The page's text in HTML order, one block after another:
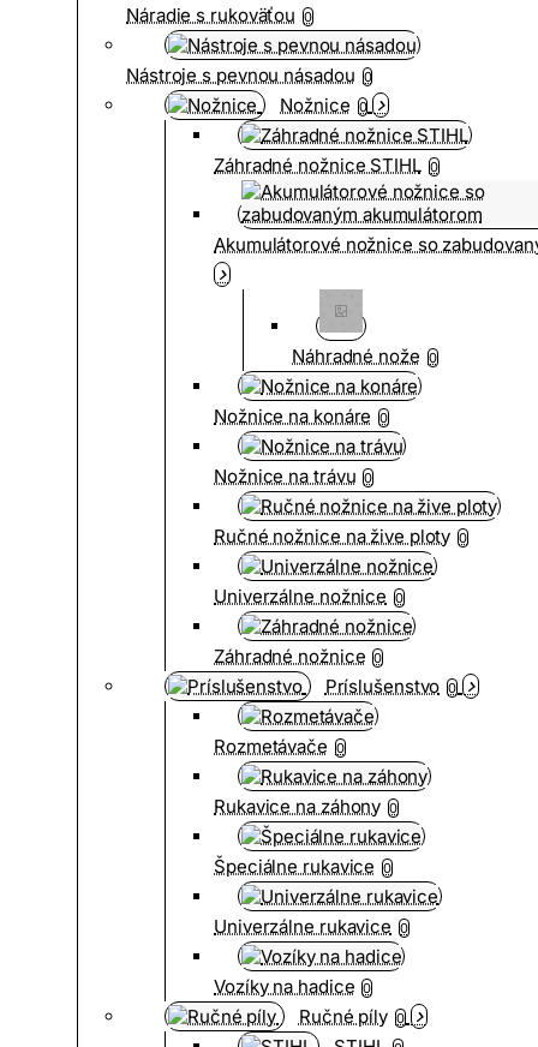
Náradie s rukoväťou 0
Nástroje s pevnou násadou 0
Nožnice 0
Záhradné nožnice STIHL 0
Akumulátorové nožnice so
Náhradné nože 0
Nožnice na konáre 0
Nožnice na trávu 0
Ručné nožnice na žive ploty 0
Univerzálne nožnice 0
Záhradné nožnice 0
Príslušenstvo 0
Rozmetávače 0
Rukavice na záhony 0
Špeciálne rukavice 0
Univerzálne rukavice 0
Vozíky na hadice 0
Ručné píly 0